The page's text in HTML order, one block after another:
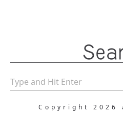
Copyright 2026